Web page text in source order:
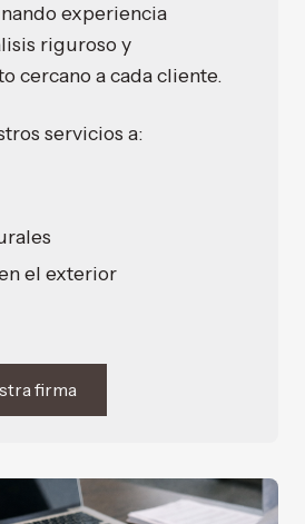
experiencia
riguroso y
cercano a cada cliente.
servicios a:
el exterior
firma